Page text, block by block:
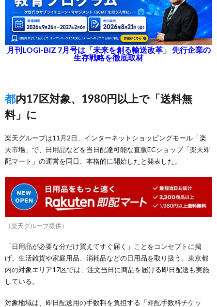
月刊LOGI-BIZ 7月号は「未来を創る輸送改革」 先行企業の
生存戦略を徹底取材
都内17区対象、1980円以上で「送料無
料」に
楽天グループは11月2日、インターネットショッピングモール「楽
天市場」で、日用品などを当日配達可能な直販ECショップ「楽天即
配マート」の運営を同日、本格的に開始したと発表した。
（楽天グループ提供）
「日用品が必要な分だけ買えてすぐ届く」ことをコンセプトに掲
げ、生活雑貨や家庭用品、消耗品などの日用品を取り扱う。東京都
内の対象エリア17区では、注文当日に商品を届ける即日配送も実施
している。
対象地域は、即日配送用の手数料を負担する「即配手数料チケッ